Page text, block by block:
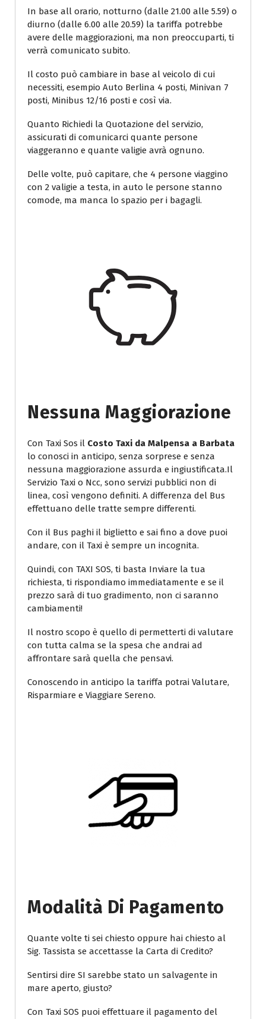
In base all orario, notturno (dalle 21.00 alle 5.59) o
diurno (dalle 6.00 alle 20.59) la tariffa potrebbe
avere delle maggiorazioni, ma non preoccuparti, ti
verrà comunicato subito.
Il costo può cambiare in base al veicolo di cui
necessiti, esempio Auto Berlina 4 posti, Minivan 7
posti, Minibus 12/16 posti e così via.
Quanto Richiedi la Quotazione del servizio,
assicurati di comunicarci quante persone
viaggeranno e quante valigie avrà ognuno.
Delle volte, può capitare, che 4 persone viaggino
con 2 valigie a testa, in auto le persone stanno
comode, ma manca lo spazio per i bagagli.
Nessuna Maggiorazione
Con Taxi Sos il Costo Taxi da Malpensa a Barbata
lo conosci in anticipo, senza sorprese e senza
nessuna maggiorazione assurda e ingiustificata.Il
Servizio Taxi o Ncc, sono servizi pubblici non di
linea, così vengono definiti. A differenza del Bus
effettuano delle tratte sempre differenti.
Con il Bus paghi il biglietto e sai fino a dove puoi
andare, con il Taxi è sempre un incognita.
Quindi, con TAXI SOS, ti basta Inviare la tua
richiesta, ti rispondiamo immediatamente e se il
prezzo sarà di tuo gradimento, non ci saranno
cambiamenti!
Il nostro scopo è quello di permetterti di valutare
con tutta calma se la spesa che andrai ad
affrontare sarà quella che pensavi.
Conoscendo in anticipo la tariffa potrai Valutare,
Risparmiare e Viaggiare Sereno.
Modalità Di Pagamento
Quante volte ti sei chiesto oppure hai chiesto al
Sig. Tassista se accettasse la Carta di Credito?
Sentirsi dire SI sarebbe stato un salvagente in
mare aperto, giusto?
Con Taxi SOS puoi effettuare il pagamento del